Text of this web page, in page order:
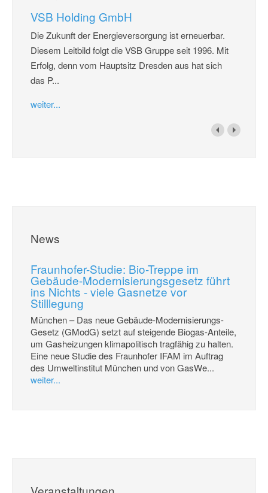
VSB Holding GmbH
Die Zukunft der Energieversorgung ist erneuerbar.
Diesem Leitbild folgt die VSB Gruppe seit 1996. Mit
Erfolg, denn vom Hauptsitz Dresden aus hat sich
das P...
weiter...
News
Fraunhofer-Studie: Bio-Treppe im
Gebäude-Modernisierungsgesetz führt
ins Nichts - viele Gasnetze vor
Stilllegung
München – Das neue Gebäude-Modernisierungs-
Gesetz (GModG) setzt auf steigende Biogas-Anteile,
um Gasheizungen klimapolitisch tragfähig zu halten.
Eine neue Studie des Fraunhofer IFAM im Auftrag
des Umweltinstitut München und von GasWe...
weiter...